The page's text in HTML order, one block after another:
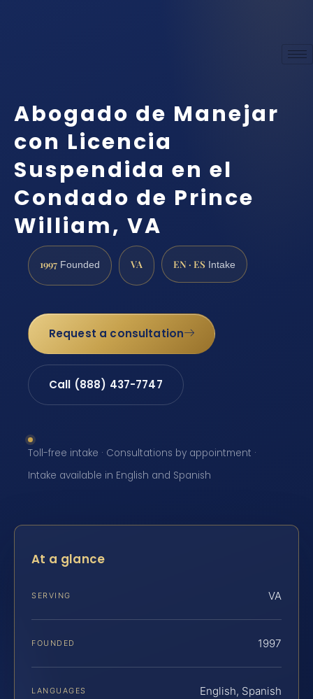
Abogado de Manejar
con Licencia
Suspendida en el
Condado de Prince
William, VA
1997 Founded VA EN · ES Intake
Request a consultation
Call (888) 437-7747
Toll-free intake · Consultations by appointment ·
Intake available in English and Spanish
At a glance
SERVING VA
FOUNDED 1997
LANGUAGES English, Spanish